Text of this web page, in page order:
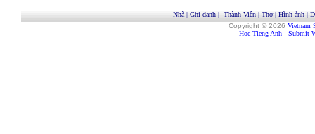
Nhà| Ghi danh| Thành Viên| Thơ| Hình ảnh|
Copyright © 2026 Vietnam
Hoc Tieng Anh - Submit